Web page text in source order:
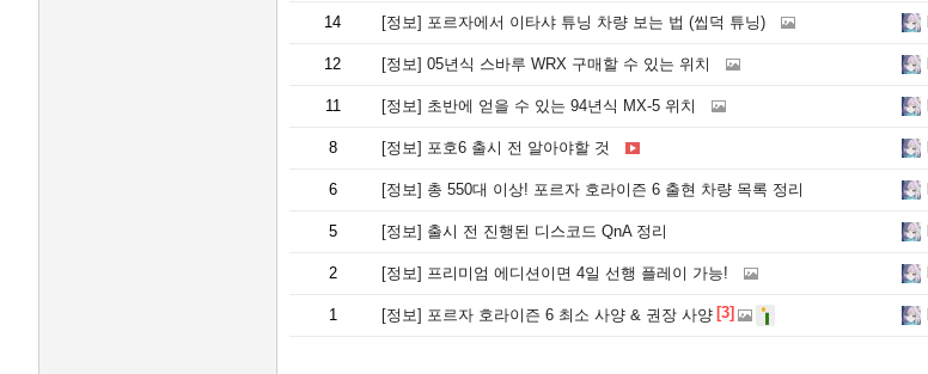
14 [정보] 포르자에서 이타샤 튜닝 차량 보는 법 (씹덕 튜닝)
12 [정보] 05년식 스바루 WRX 구매할 수 있는 위치
11 [정보] 초반에 얻을 수 있는 94년식 MX-5 위치
8 [정보] 포호6 출시 전 알아야할 것
6 [정보] 총 550대 이상! 포르자 호라이즌 6 출현 차량 목록 정리
5 [정보] 출시 전 진행된 디스코드 QnA 정리
2 [정보] 프리미엄 에디션이면 4일 선행 플레이 가능!
1 [정보] 포르자 호라이즌 6 최소 사양 & 권장 사양 [3]